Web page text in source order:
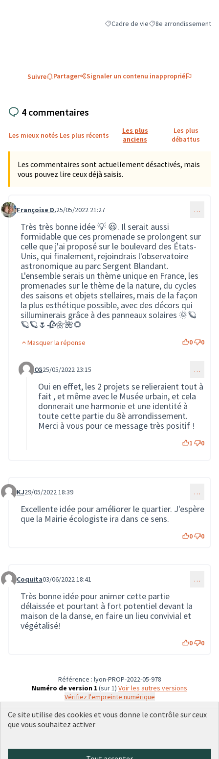
Filtrer les résultats de la catégorie :
Cadre de vieFiltrer les résultats
8e arrondissement
Suivre Partager Signaler un contenu inapproprié
4 commentaires
Les mieux notés Les plus récents
Les plus
anciens
Les plus
débattus
Les commentaires sont actuellement désactivés, mais
vous pouvez lire ceux déjà saisis.
Commentaire 1081
Françoise D.25/05/2022 21:27 …
Très très bonne idée 💡 😃. Il serait aussi
formidable que ces promenade se prolongent sur
celle que j'ai proposé sur le boulevard des États-
Unis, qui finalement, rejoindrais l'observatoire
astronomique au parc Sergent Blandant.
L'ensemble serais un thème unique en France, les
promenades sur le thème de la nature, du cycles
des saisons et objets stellaires, mais de la façon
la plus esthétique possible, avec des décors qui
silluminerais grâce à des panneaux solaires 🌞🪐
🪐🪐🌷🥀🌼🌺🌻
Masquer la réponse 0 0
Commentaire 1084 (réponse au commentaire 1081)
CG25/05/2022 23:15 …
Oui en effet, les 2 projets se relieraient tout à
fait , et même avec le Musée urbain, et cela
donnerait une harmonie et une identité à
toute cette partie du 8è arrondissement.
Merci à vous pour ce message très positif !
1 0
Commentaire 1113
KJ29/05/2022 18:39 …
Excellente idée pour améliorer le quartier. J'espère
que la Mairie écologiste ira dans ce sens.
0 0
Commentaire 1179
Coquita03/06/2022 18:41 …
Très bonne idée pour animer cette partie
délaissée et pourtant à fort potentiel devant la
maison de la danse, en faire un lieu convivial et
végétalisé!
0 0
Référence : lyon-PROP-2022-05-978
Numéro de version 1(sur 1)
voir les autres versions
Vérifiez l'empreinte numérique
Ce site utilise des cookies et vous donne le contrôle sur ceux
que vous souhaitez activer